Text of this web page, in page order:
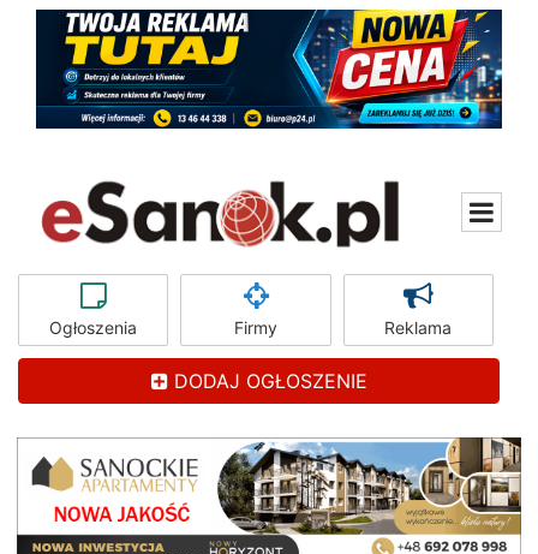
Ogłoszenia Firmy Reklama
DODAJ OGŁOSZENIE